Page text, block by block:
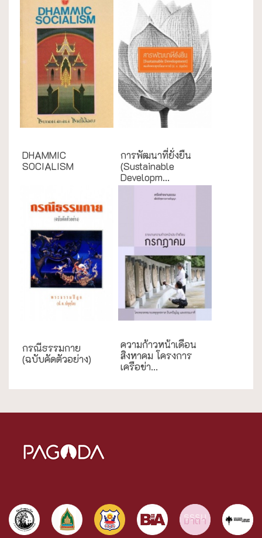
DHAMMIC
SOCIALISM
การพัฒนาที่ยั่งยืน
(Sustainable
Developm...
กรณีธรรมกาย
(ฉบับคัดตัวอย่าง)
ความก้าวหน้าเดือน
สิงหาคม โครงการ
เครือข่า...